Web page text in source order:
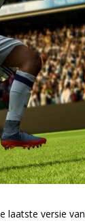
laatste versie